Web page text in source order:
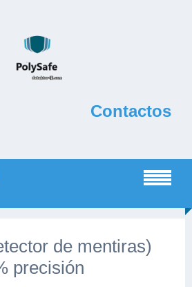
Contactos
de mentiras)
precisión